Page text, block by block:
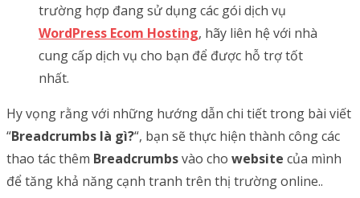
trường hợp đang sử dụng các gói dịch vụ
WordPress Ecom Hosting, hãy liên hệ với nhà
cung cấp dịch vụ cho bạn để được hỗ trợ tốt
nhất.
Hy vọng rằng với những hướng dẫn chi tiết trong bài viết
“Breadcrumbs là gì?“, bạn sẽ thực hiện thành công các
thao tác thêm Breadcrumbsvào cho website của mình
để tăng khả năng cạnh tranh trên thị trường online..